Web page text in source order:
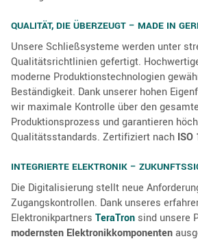
QUALITÄT, DIE ÜBERZEUGT – MADE IN
Unsere Schließsysteme werden unter
Qualitätsrichtlinien gefertigt.
moderne Produktionstechnologien
Beständigkeit. Dank unserer hohen
wir maximale Kontrolle über den
Produktionsprozess und garantieren
Qualitätsstandards. Zertifiziert nach ISO
INTEGRIERTE ELEKTRONIK –
Die Digitalisierung stellt neue
Zugangskontrollen. Dank unseres
Elektronikpartners TeraTron sind unsere
modernsten Elektronikkomponenten